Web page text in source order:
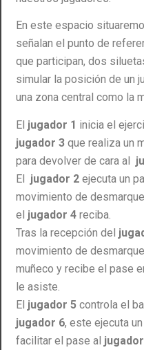
En este espacio
señalan el punto de
que participan, dos
simular la posición de un
una zona central como la
El jugador 1 inicia el
jugador 3 que realiza un
para devolver de cara al
El jugador 2 ejecuta un
movimiento de
el jugador 4 reciba.
Tras la recepción del
movimiento de
muñeco y recibe el pase
le asiste.
El jugador 5 controla el
jugador 6, este ejecuta
facilitar el pase al